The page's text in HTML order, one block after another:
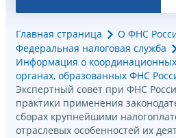
Главная страница
О ФНС
Федеральная налоговая служба
Информация о
органах, образованных ФНС
Экспертный совет при ФНС
практики применения
сборах крупнейшими
отраслевых особенностей их